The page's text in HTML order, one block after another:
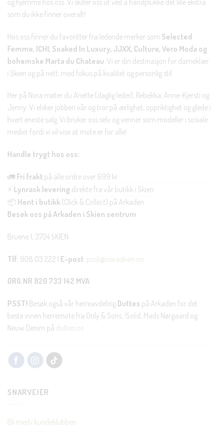
som du ikke finner overalt!
Hos oss finner du favoritter fra ledende merker som Selected
Femme, ICHI, Soaked In Luxury, JJXX, Culture, Vero Moda og
bohemske Marta du Chateau . Vi er din destinasjon for dameklær
i Skien og på nett, med fokus på kvalitet og personlig stil.
Her på Nora møter du Anette (daglig leder), Rebekka, Anne-Kjersti og
Jenny. Vi elsker jobben vår og tror på ærlighet, oppriktighet og glede i
hvert eneste salg. Vi bruker oss selv og venner som modeller i sosiale
medier fordi vi vil vise at mote er for alle!
Handle trygt hos oss:
🚛 Fri frakt på alle ordre over 699 kr.
⚡ Lynrask levering direkte fra vår butikk i Skien.
📦 Hent i butikk (Click & Collect) på Arkaden.
Besøk oss på Arkaden i Skien sentrum
Bruene 1, 3724 SKIEN
Tlf: 908 03 222 | E-post: post@noraskien.no
ORG.NR 820 733 142 MVA
PSST! Besøk også vår herreavdeling Duttes på Arkaden for det
beste innen herremote fra Only & Sons, !Solid, Mads Nørgaard og
Neuw Denim på duttes.no
SNARVEIER
Bli med i kundeklubben